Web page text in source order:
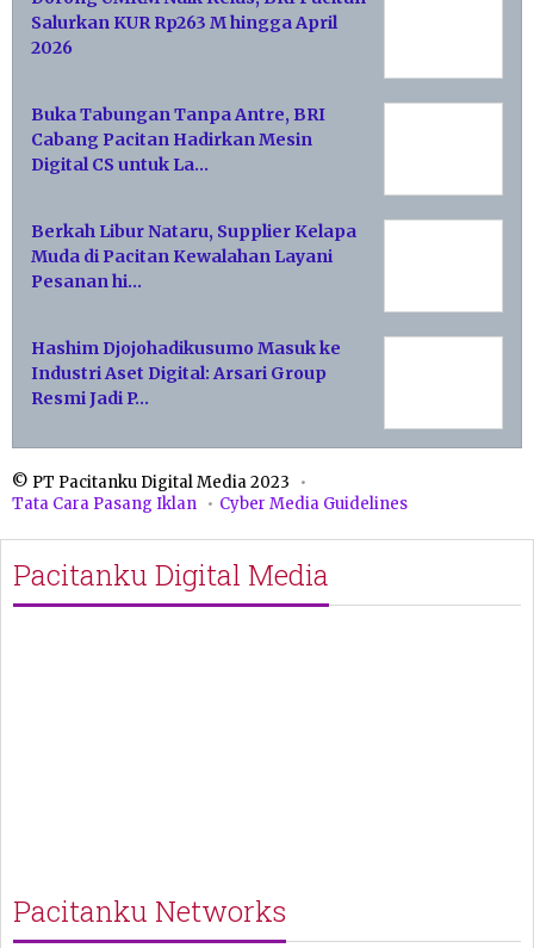
Salurkan KUR Rp263 M hingga April
2026
Buka Tabungan Tanpa Antre, BRI
Cabang Pacitan Hadirkan Mesin
Digital CS untuk La…
Berkah Libur Nataru, Supplier Kelapa
Muda di Pacitan Kewalahan Layani
Pesanan hi…
Hashim Djojohadikusumo Masuk ke
Industri Aset Digital: Arsari Group
Resmi Jadi P…
© PT Pacitanku Digital Media 2023
Tata Cara Pasang Iklan
Cyber Media Guidelines
Pacitanku Digital Media
Pacitanku Networks